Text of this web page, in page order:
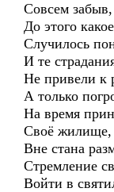
Совсем забыв,
До этого
Случилось
И те
Не привели к
А только
На время
Своё жилище,
Вне стана
Стремление
Войти в